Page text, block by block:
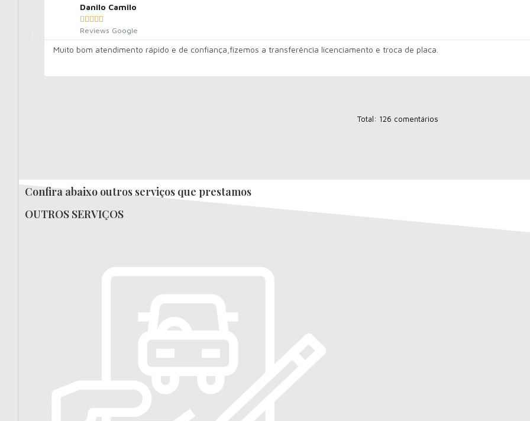
Danilo Camilo
    
Reviews Google
Muito bom atendimento rápido e de confiança,fizemos a transferência licenciamento e troca de placa.
Total: 126 comentários
Confira abaixo outros serviços que prestamos
OUTROS SERVIÇOS